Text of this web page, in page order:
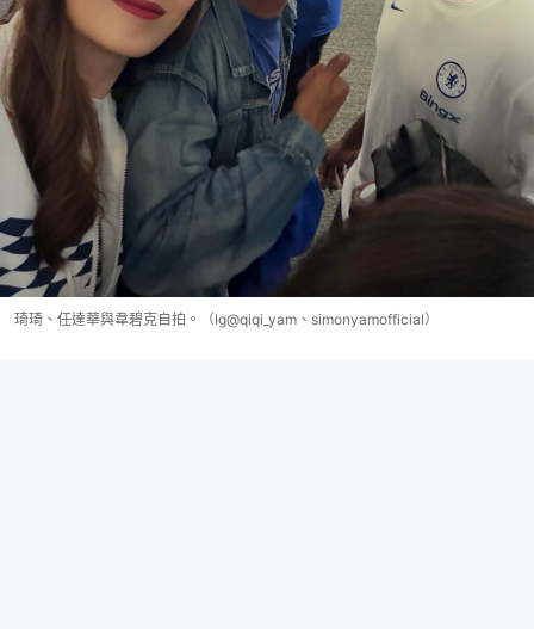
琦琦、任達華與韋碧克自拍。（Ig@qiqi_yam、simonyamofficial）